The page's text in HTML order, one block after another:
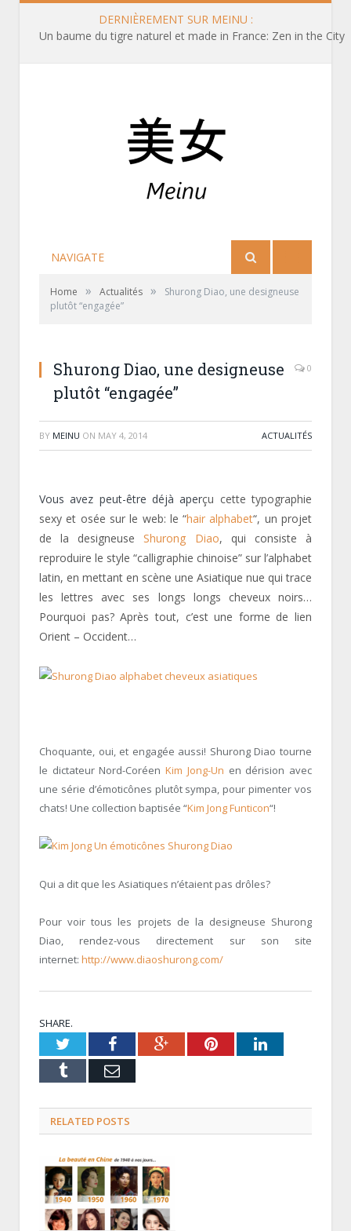
DERNIÈREMENT SUR MEINU :
Un baume du tigre naturel et made in France: Zen in the City
NAVIGATE
Home » Actualités »
Shurong Diao, une designeuse
plutôt “engagée”
Shurong Diao, une designeuse
plutôt “engagée”
0
BY MEINU ON MAY 4, 2014 ACTUALITÉS
Vous avez peut-être déjà aperçu cette typographie
sexy et osée sur le web: le “hair alphabet“, un projet
de la designeuseShurong Diao, qui consiste à
reproduire le style “calligraphie chinoise” sur l’alphabet
latin, en mettant en scène une Asiatique nue qui trace
les lettres avec ses longs longs cheveux noirs…
Pourquoi pas? Après tout, c’est une forme de lien
Orient – Occident…
Choquante, oui, et engagée aussi! Shurong Diao tourne
le dictateur Nord-CoréenKim Jong-Un en dérision avec
une série d’émoticônes plutôt sympa, pour pimenter vos
chats! Une collection baptisée “Kim Jong Funticon“!
Qui a dit que les Asiatiques n’étaient pas drôles?
Pour voir tous les projets de la designeuse Shurong
Diao, rendez-vous directement sur son site
internet: http://www.diaoshurong.com/
SHARE.
TwitterFacebookGoogle+PinterestLinkedIn
Tumblr Email
RELATED POSTS